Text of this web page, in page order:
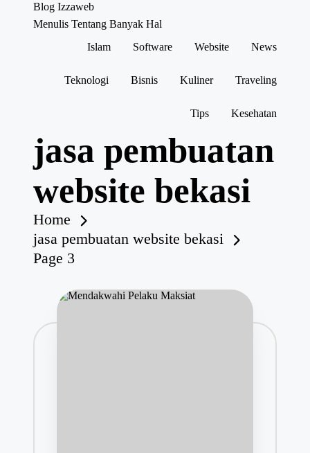
Blog Izzaweb
Menulis Tentang Banyak Hal
Islam
Software Website News
Teknologi Bisnis Kuliner Traveling
Tips Kesehatan
jasa pembuatan
website bekasi
Home
jasa pembuatan website bekasi
Page 3